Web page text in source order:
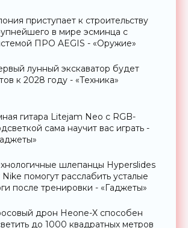
приступает к строительству
в мире эсминца с
ПРО AEGIS - «Оружие»
лунный экскаватор будет
к 2028 году - «Техника»
гитара Litejam Neo с RGB-
сама научит вас играть -
шлепанцы Hyperslides
Nike помогут расслабить усталые
после тренировки - «Гаджеты»
дрон Heone-X способен
до 1000 квадратных метров